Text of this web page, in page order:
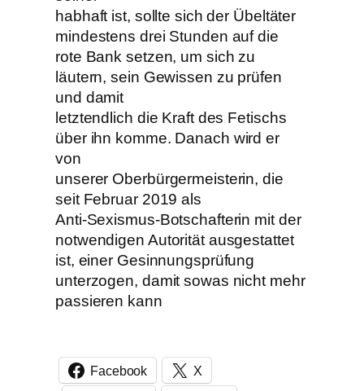
habhaft ist, sollte sich der Übeltäter
mindestens drei Stunden auf die
rote Bank setzen, um sich zu
läutern, sein Gewissen zu prüfen
und damit
letztendlich die Kraft des Fetischs
über ihn komme. Danach wird er
von
unserer Oberbürgermeisterin, die
seit Februar 2019 als
Anti-Sexismus-Botschafterin mit der
notwendigen Autorität ausgestattet
ist, einer Gesinnungsprüfung
unterzogen, damit sowas nicht mehr
passieren kann
Facebook X